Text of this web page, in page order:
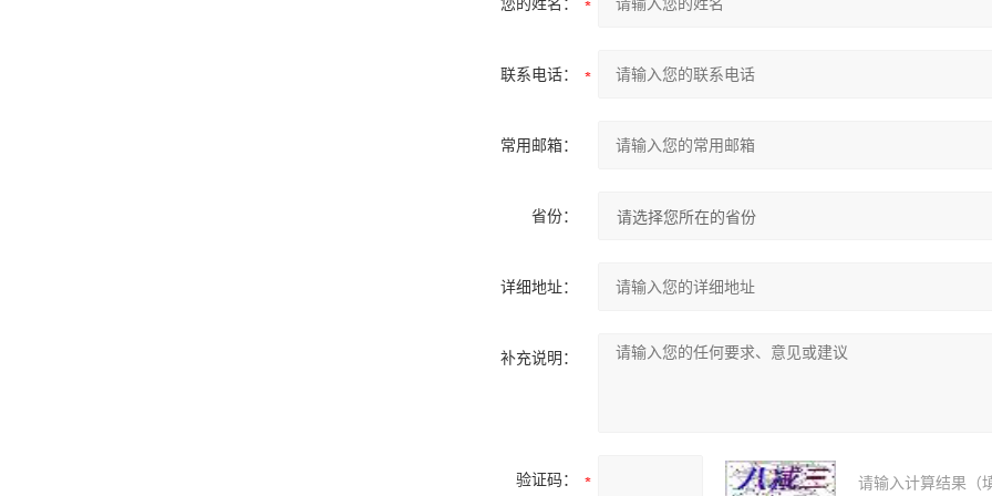
联系电话：
常用邮箱：
省份：
详细地址：
补充说明：
验证码： 请输入计算结果（